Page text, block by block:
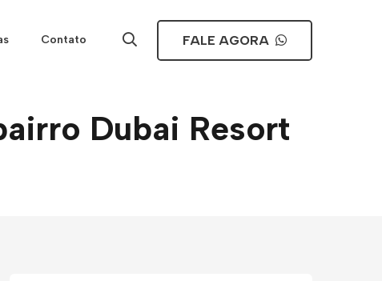
Contato FALE AGORA
Dubai Resort